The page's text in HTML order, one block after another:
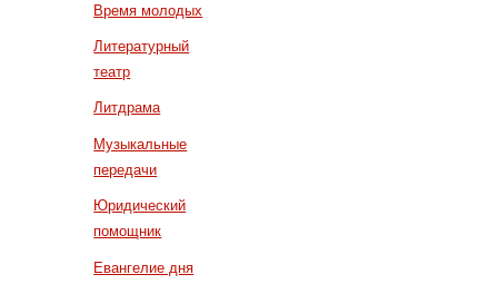
Время молодых
Литературный
театр
Литдрама
Музыкальные
передачи
Юридический
помощник
Евангелие дня